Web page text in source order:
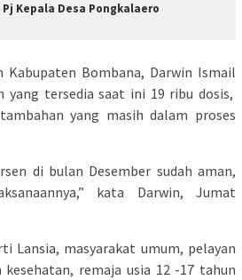
Kepala Desa Pongkalaero
Kabupaten Bombana, Darwin Ismail
yang tersedia saat ini 19 ribu dosis,
yang masih dalam proses
di bulan Desember sudah aman,
kata Darwin, Jumat
Lansia, masyarakat umum, pelayan
remaja usia 12 -17 tahun